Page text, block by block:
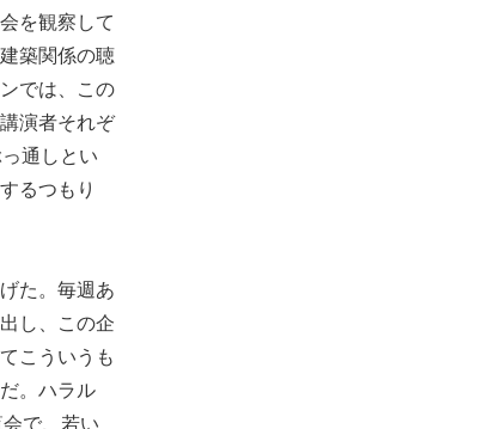
を観察して
築関係の聴
では、この
演者それぞ
通しとい
るつもり
た。毎週あ
し、この企
こういうも
。ハラル
で、若い